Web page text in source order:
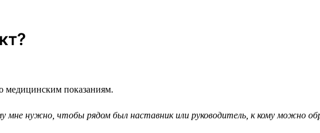
медицинским показаниям.
нужно, чтобы рядом был наставник или руководитель, к кому можно